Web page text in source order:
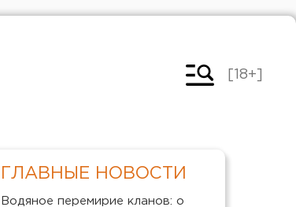
[18+]
ГЛАВНЫЕ НОВОСТИ
Водяное перемирие кланов: о